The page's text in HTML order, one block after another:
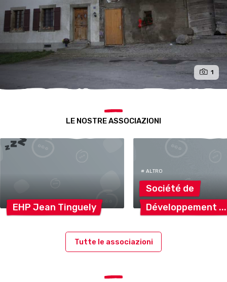
1
LE NOSTRE ASSOCIAZIONI
EHP Jean Tinguely
# ALTRO
Société de
Développement
Tutte le associazioni